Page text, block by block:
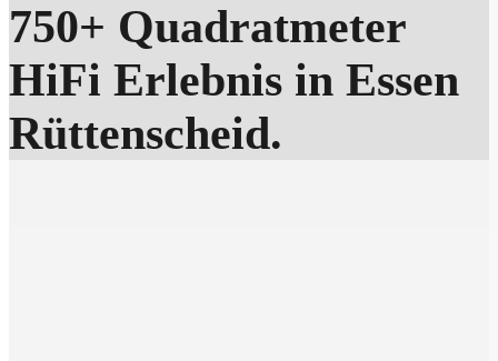
750+ Quadratmeter
HiFi Erlebnis in Essen
Rüttenscheid.